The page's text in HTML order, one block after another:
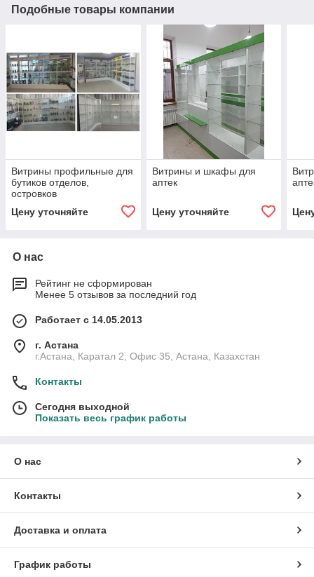
Подобные товары компании
Витрины профильные для
бутиков отделов,
островков
Цену уточняйте
Витрины и шкафы для
аптек
Цену уточняйте
О нас
Рейтинг не сформирован
Менее 5 отзывов за последний год
Работает с 14.05.2013
г. Астана
г.Астана, Каратал 2, Офис 35, Астана, Казахстан
Контакты
Сегодня выходной
Показать весь график работы
О нас
Контакты
Доставка и оплата
График работы